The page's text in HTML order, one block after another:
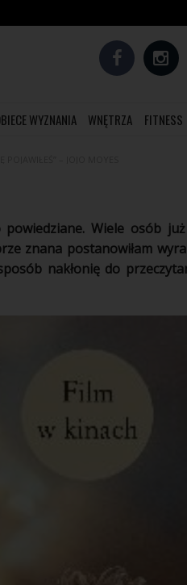
WYZNANIA WNĘTRZA FITNESS
Wiele osób
znana postanowiłam
nakłonię do